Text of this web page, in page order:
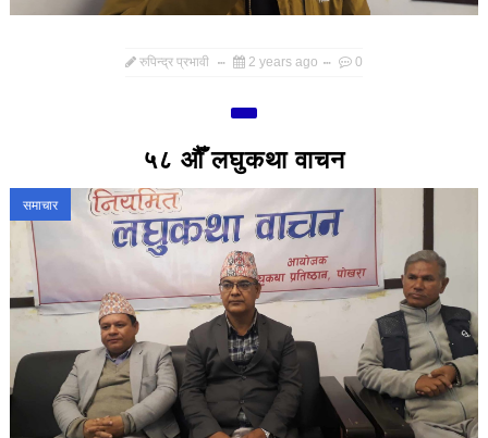
रुपिन्द्र प्रभावी 2 years ago 0
५८ औँ लघुकथा वाचन
समाचार